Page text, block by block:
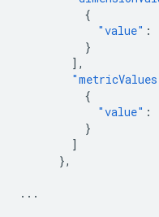
{
"value" :
}
],
{
"value" :
}
]
},
...